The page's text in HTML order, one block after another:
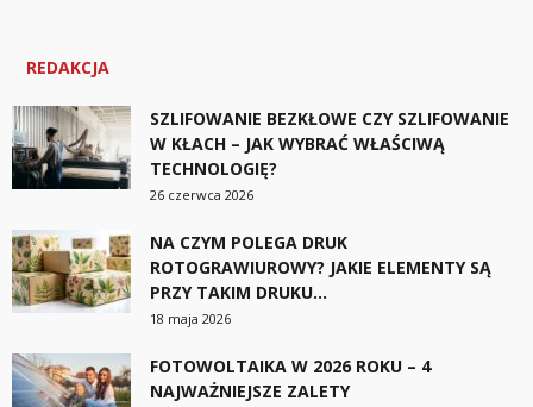
REDAKCJA
SZLIFOWANIE BEZKŁOWE CZY SZLIFOWANIE
W KŁACH – JAK WYBRAĆ WŁAŚCIWĄ
TECHNOLOGIĘ?
26 czerwca 2026
NA CZYM POLEGA DRUK
ROTOGRAWIUROWY? JAKIE ELEMENTY SĄ
PRZY TAKIM DRUKU...
18 maja 2026
FOTOWOLTAIKA W 2026 ROKU – 4
NAJWAŻNIEJSZE ZALETY